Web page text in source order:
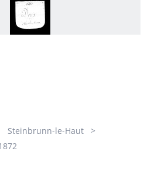
Steinbrunn-le-Haut